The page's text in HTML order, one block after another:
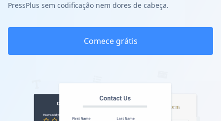
PressPlus sem codificação nem dores de cabeça.
Comece grátis